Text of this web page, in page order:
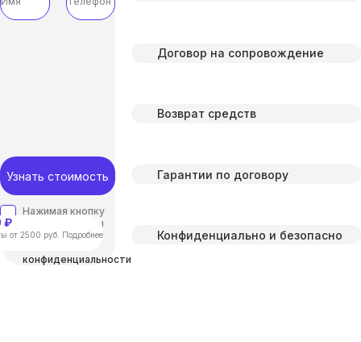
Узнать стоимость
Нажимая кнопку
“отправить”, вы
соглашаетесь с
конфиденциальности
₽
от 2500 руб. Подробнее
Договор на сопровождение
Возврат средств
Гарантии по договору
Конфиденциально и безопасно